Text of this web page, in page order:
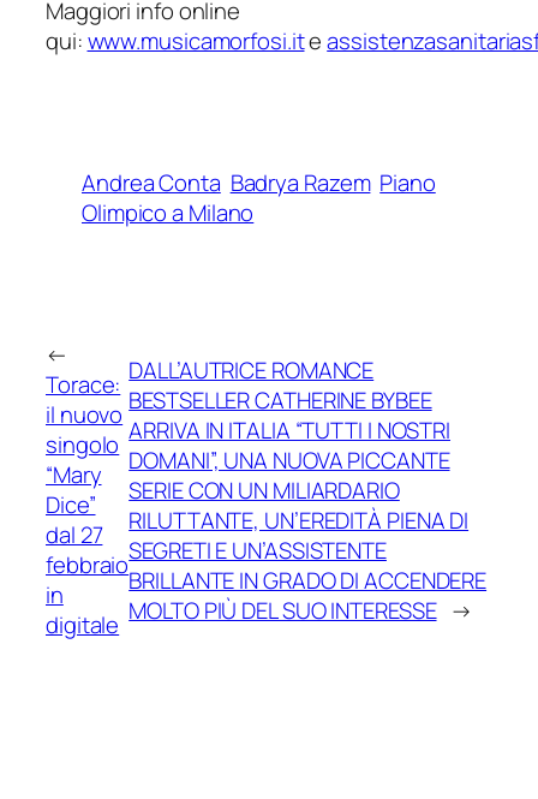
Maggiori info online
qui:www.musicamorfosi.ite
Andrea Conta Badrya Razem Piano
Olimpico a Milano
←
Torace:
il nuovo
singolo
“Mary
Dice”
dal 27
febbraio
in
digitale
DALL’AUTRICE ROMANCE
BESTSELLER CATHERINE BYBEE
ARRIVA IN ITALIA “TUTTI I NOSTRI
DOMANI”, UNA NUOVA PICCANTE
SERIE CON UN MILIARDARIO
RILUTTANTE, UN’EREDITÀ PIENA DI
SEGRETI E UN’ASSISTENTE
BRILLANTE IN GRADO DI ACCENDERE
MOLTO PIÙ DEL SUO INTERESSE →